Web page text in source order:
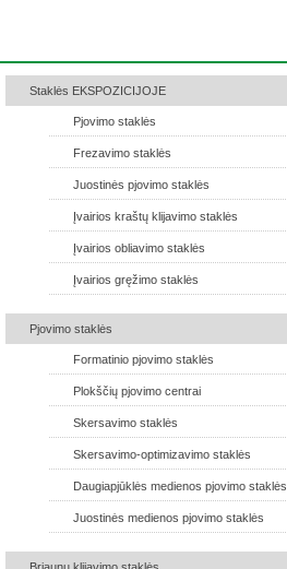
Staklės EKSPOZICIJOJE
Pjovimo staklės
Frezavimo staklės
Juostinės pjovimo staklės
Įvairios kraštų klijavimo staklės
Įvairios obliavimo staklės
Įvairios gręžimo staklės
Pjovimo staklės
Formatinio pjovimo staklės
Plokščių pjovimo centrai
Skersavimo staklės
Skersavimo-optimizavimo staklės
Daugiapjūklės medienos pjovimo staklės
Juostinės medienos pjovimo staklės